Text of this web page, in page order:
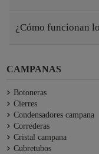
¿Cómo funcionan
CAMPANAS
Botoneras
Cierres
Condensadores campana
Correderas
Cristal campana
Cubretubos